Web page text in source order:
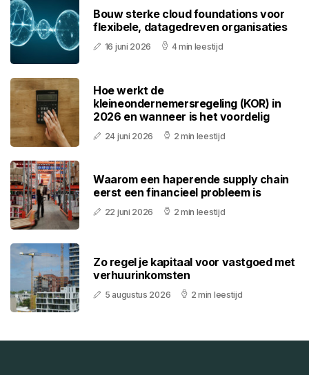
Bouw sterke cloud foundations voor
flexibele, datagedreven organisaties
16 juni 2026 4 min leestijd
Hoe werkt de
kleineondernemersregeling (KOR) in
2026 en wanneer is het voordelig
24 juni 2026 2 min leestijd
Waarom een haperende supply chain
eerst een financieel probleem is
22 juni 2026 2 min leestijd
Zo regel je kapitaal voor vastgoed met
verhuurinkomsten
5 augustus 2026 2 min leestijd